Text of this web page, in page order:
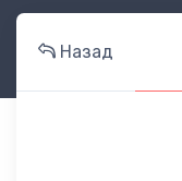
Назад